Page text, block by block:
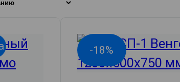
-18%